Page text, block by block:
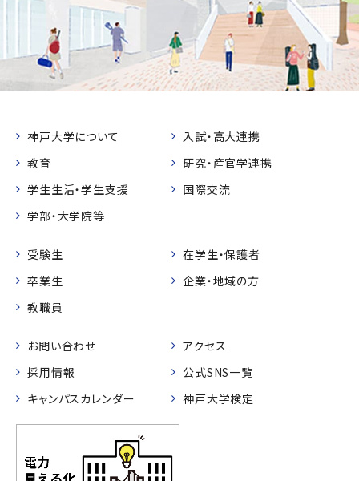
神戸大学について
入試・高大連携
教育
研究・産官学連携
学生生活・学生支援
国際交流
学部・大学院等
受験生
在学生・保護者
卒業生
企業・地域の方
教職員
お問い合わせ
アクセス
採用情報
公式SNS一覧
キャンパスカレンダー
神戸大学検定